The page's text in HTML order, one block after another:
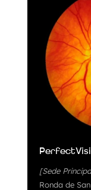
[Sede
Ronda de